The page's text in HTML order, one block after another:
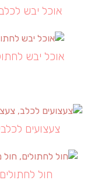
אוכל יבש
אוכל יבש
צעצועים
חול לחתולים